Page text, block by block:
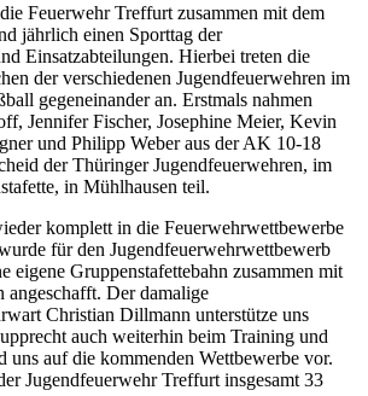
Feuerwehr Treffurt zusammen mit dem
jährlich einen Sporttag der
Einsatzabteilungen. Hierbei treten die
der verschiedenen Jugendfeuerwehren im
gegeneinander an. Erstmals nahmen
Jennifer Fischer, Josephine Meier, Kevin
und Philipp Weber aus der AK 10-18
der Thüringer Jugendfeuerwehren, im
in Mühlhausen teil.
komplett in die Feuerwehrwettbewerbe
für den Jugendfeuerwehrwettbewerb
eigene Gruppenstafettebahn zusammen mit
angeschafft. Der damalige
Christian Dillmann unterstütze uns
auch weiterhin beim Training und
uns auf die kommenden Wettbewerbe vor.
Jugendfeuerwehr Treffurt insgesamt 33